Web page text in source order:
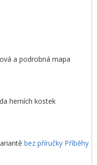
a podrobná mapa
herních kostek
bez příručky Příběhy